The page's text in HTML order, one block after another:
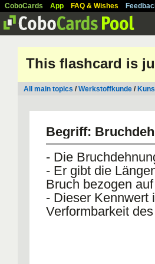
CoboCards App FAQ & Wishes
This flashcard is
All main topics /Werkstoffkunde /
Begriff:
- Die
- Er gibt die
Bruch bezogen
- Dieser Kennwert
Verformbarkeit